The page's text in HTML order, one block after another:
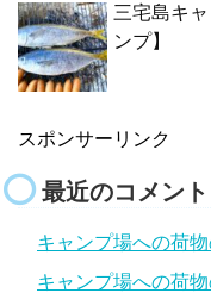
三宅島キ
ンプ】
スポンサーリンク
最近のコメント
キャンプ場への荷
キャンプ場への荷